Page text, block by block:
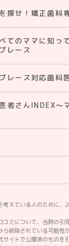
探せ！矯正⻭科
てのママに知っ
レース
レース対応歯科
者さんINDEX～
考えている人のために、
ミについて、当時の引
ら削除されている可能性
イトで公開済のものを